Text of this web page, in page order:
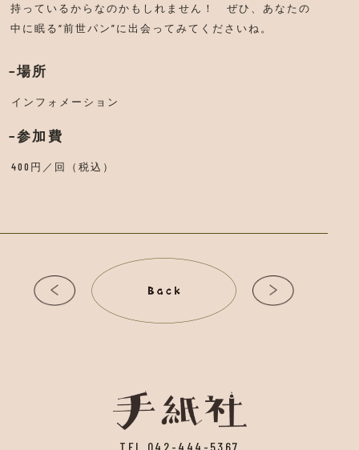
持っているからなのかもしれません！ ぜひ、あなたの
中に眠る“前世パン”に出会ってみてくださいね。
場所
インフォメーション
参加費
400円／回（税込）
TEL 042-444-5367